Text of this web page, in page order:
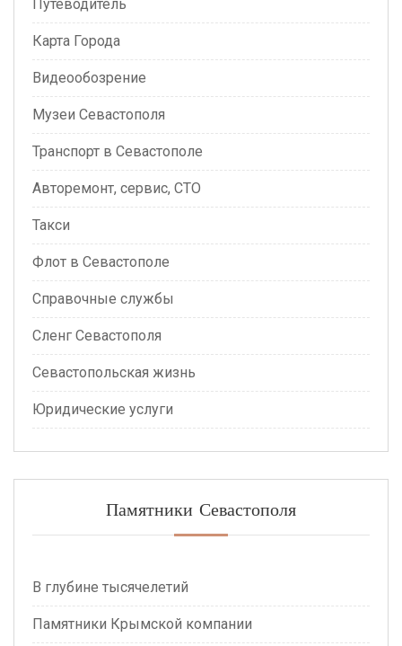
Путеводитель
Карта Города
Видеообозрение
Музеи Севастополя
Транспорт в Севастополе
Авторемонт, сервис, СТО
Такси
Флот в Севастополе
Справочные службы
Сленг Севастополя
Севастопольская жизнь
Юридические услуги
Памятники Севастополя
В глубине тысячелетий
Памятники Крымской компании